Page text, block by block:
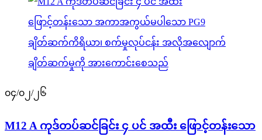
၀၄/၀၂/၂၆
M12 A ကုဒ်တပ်ဆင်ခြင်း ၄ ပင် အထီး ဖြောင့်တန်းသော